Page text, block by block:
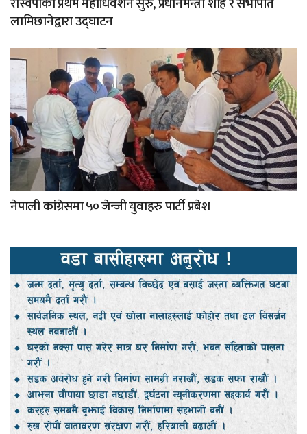
लामिछानेद्वारा उद्घाटन
नेपाली कांग्रेसमा ५० जेन्जी युवाहरु पार्टी प्रबेश